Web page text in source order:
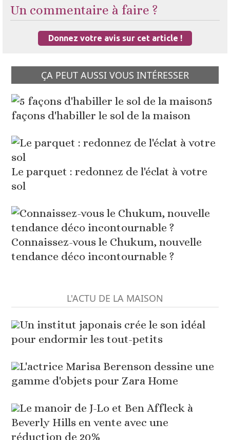
Un commentaire à faire ?
Donnez votre avis sur cet article !
ÇA PEUT AUSSI VOUS INTÉRESSER
5
façons d'habiller le sol de la maison
Le parquet : redonnez de l'éclat à votre
sol
Connaissez-vous le Chukum, nouvelle
tendance déco incontournable ?
L'ACTU DE LA MAISON
Un institut japonais crée le son idéal
pour endormir les tout-petits
L'actrice Marisa Berenson dessine une
gamme d'objets pour Zara Home
Le manoir de J-Lo et Ben Affleck à
Beverly Hills en vente avec une
réduction de 20%